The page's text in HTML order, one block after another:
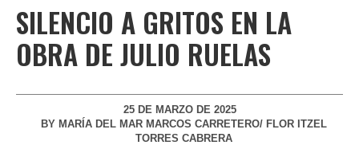
SILENCIO A GRITOS EN LA
OBRA DE JULIO RUELAS
25 DE MARZO DE 2025
BY MARÍA DEL MAR MARCOS CARRETERO/ FLOR ITZEL
TORRES CABRERA